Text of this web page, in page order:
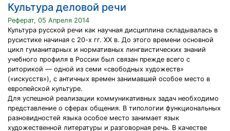
Культура деловой речи
Реферат, 05 Апреля 2014
Культура русской речи как научная дисциплина складывалась в
русистике начиная с 20-х гг. XX в. До этого времени основной
цикл гуманитарных и нормативных лингвистических знаний
учебного профиля в России был связан прежде всего с
риторикой — одной из семи «свободных художеств»
(«искусств»), с античных времен занимавшей особое место в
европейской культуре.
Для успешной реализации коммуникативных задач необходимо
представление о сферах общения. В типологии функциональных
разновидностей языка особое место занимает язык
художественной литературы и разговорная речь. В качестве